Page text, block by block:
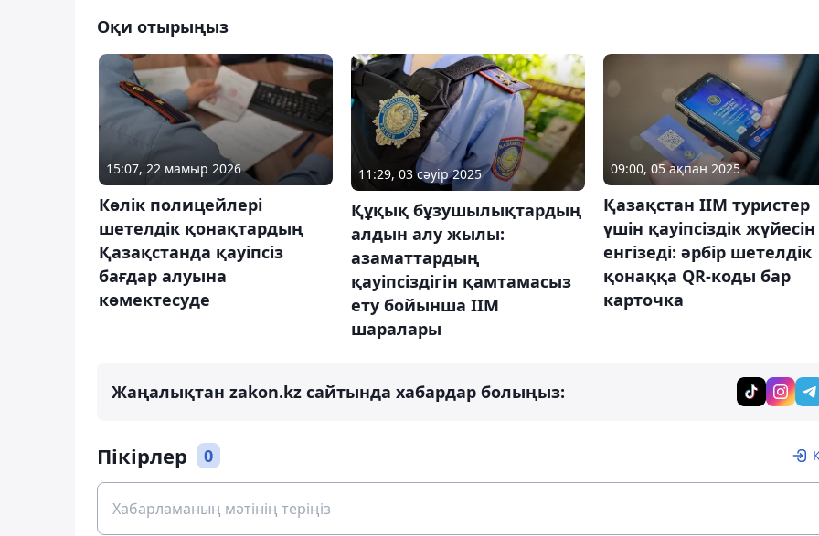
Оқи отырыңыз
15:07, 22 мамыр 2026
Көлік полицейлері
шетелдік қонақтардың
Қазақстанда қауіпсіз
бағдар алуына
көмектесуде
11:29, 03 сәуір 2025
Құқық бұзушылықтардың
алдын алу жылы:
азаматтардың
қауіпсіздігін қамтамасыз
ету бойынша ІІМ
шаралары
09:00, 05 ақпан 2025
Қазақстан ІІМ туристер
үшін қауіпсіздік жүйесін
енгізеді: әрбір шетелдік
қонаққа QR-коды бар
карточка
Жаңалықтан zakon.kz сайтында хабардар болыңыз:
Пікірлер 0